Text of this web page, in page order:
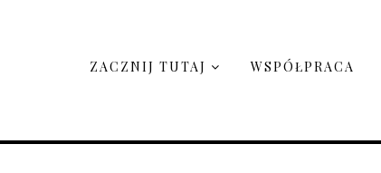
ZACZNIJ TUTAJ WSPÓŁPRACA